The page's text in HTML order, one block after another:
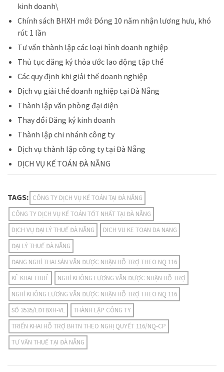
kinh doanh\
Chính sách BHXH mới: Đóng 10 năm nhận lương hưu, khó
rút 1 lần
Tư vấn thành lập các loại hình doanh nghiệp
Thủ tục đăng ký thỏa ước lao động tập thể
Các quy định khi giải thể doanh nghiệp
Dịch vụ giải thể doanh nghiệp tại Đà Nẵng
Thành lập văn phòng đại diện
Thay đổi Đăng ký kinh doanh
Thành lập chi nhánh công ty
Dịch vụ thành lập công ty tại Đà Nẵng
DỊCH VỤ KẾ TOÁN ĐÀ NẴNG
TAGS: CÔNG TY DỊCH VỤ KẾ TOÁN TẠI ĐÀ NẴNG
CÔNG TY DỊCH VỤ KẾ TOÁN TỐT NHẤT TẠI ĐÀ NẴNG
DỊCH VỤ ĐẠI LÝ THUẾ ĐÀ NẴNG
DICH VU KE TOAN DA NANG
ĐẠI LÝ THUẾ ĐÀ NẴNG
ĐANG NGHỈ THAI SẢN VẪN ĐƯỢC NHẬN HỖ TRỢ THEO NQ 116
KÊ KHAI THUÊ
NGHỈ KHÔNG LƯƠNG VẪN ĐƯỢC NHẬN HỖ TRỢ
NGHỈ KHÔNG LƯƠNG VẪN ĐƯỢC NHẬN HỖ TRỢ THEO NQ 116
SỐ 3535/LĐTBXH-VL
THÀNH LẬP CÔNG TY
TRIỂN KHAI HỖ TRỢ BHTN THEO NGHỊ QUYẾT 116/NQ-CP
TƯ VẤN THUẾ TẠI ĐÀ NẴNG